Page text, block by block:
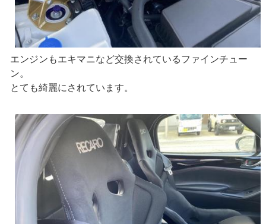
エンジンもエキマニなど交換されているファインチュー
ン。
とても綺麗にされています。